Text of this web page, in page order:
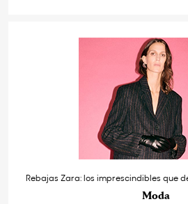
Rebajas Zara: los imprescindibles que
Moda